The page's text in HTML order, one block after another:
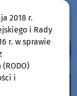
2018 r.
i Rady
r. w sprawie
i